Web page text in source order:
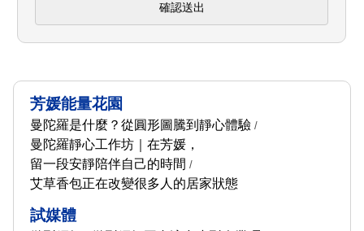
確認送出
芳媛能量花園
曼陀羅是什麼？從圓形圖騰到靜心體驗/
曼陀羅靜心工作坊｜在芳媛，
留一段安靜陪伴自己的時間 /
艾草香包正在改變很多人的居家狀態
試媒體